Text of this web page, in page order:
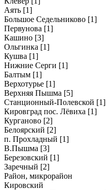
Аять [1]
Большое Седельниково [1]
Первунова [1]
Кашино [3]
Ольгинка [1]
Кушва [1]
Нижние Серги [1]
Балтым [1]
Верхотурье [1]
Верхняя Пышма [5]
Станционный-Полевской [1]
Кировград пос. Лёвиха [1]
Курганово [2]
Белоярский [2]
п. Прохладный [1]
В.Пышма [3]
Березовский [1]
Заречный [2]
Район, микрорайон
Кировский